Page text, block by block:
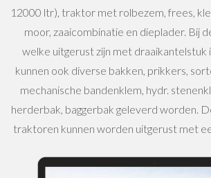
12000 ltr), traktor met rolbezem, frees,
moor, zaaicombinatie en dieplader. Bij
welke uitgerust zijn met draaikantelstuk
kunnen ook diverse bakken, prikkers,
mechanische bandenklem, hydr.
herderbak, baggerbak geleverd worden.
traktoren kunnen worden uitgerust met